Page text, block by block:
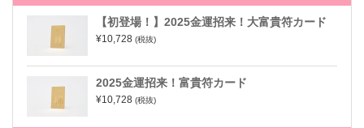
【初登場！】2025金運招来！大富貴符カード
¥10,728 (税抜)
2025金運招来！富貴符カード
¥10,728 (税抜)